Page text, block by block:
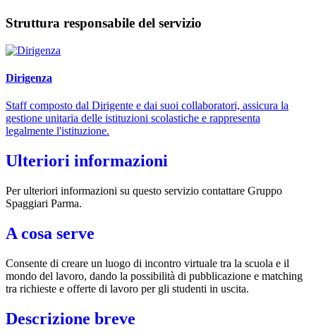
Struttura responsabile del servizio
Dirigenza
Staff composto dal Dirigente e dai suoi collaboratori, assicura la
gestione unitaria delle istituzioni scolastiche e rappresenta
legalmente l'istituzione.
Ulteriori informazioni
Per ulteriori informazioni su questo servizio contattare Gruppo
Spaggiari Parma.
A cosa serve
Consente di creare un luogo di incontro virtuale tra la scuola e il
mondo del lavoro, dando la possibilità di pubblicazione e matching
tra richieste e offerte di lavoro per gli studenti in uscita.
Descrizione breve